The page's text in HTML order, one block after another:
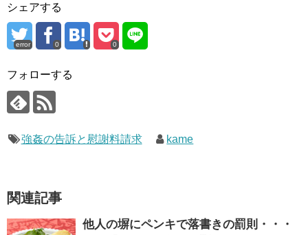
シェアする
error 0 0
フォローする
強姦の告訴と慰謝料請求 kame
関連記事
他人の塀にペンキで落書きの罰則・・・